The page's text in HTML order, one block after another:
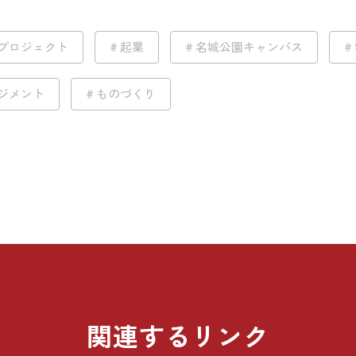
ロジェクト 起業 名城公園キャンパス
メント ものづくり
関連するリンク